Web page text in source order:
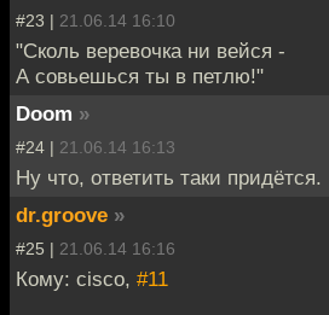
#23 | 21.06.14 16:10
"Сколь веревочка ни вейся -
А совьешься ты в петлю!"
Doom »
#24 | 21.06.14 16:13
Ну что, ответить таки придётся.
dr.groove »
#25 | 21.06.14 16:16
Кому: cisco, #11